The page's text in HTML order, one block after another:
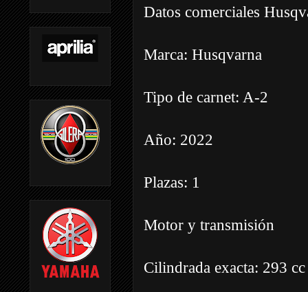
Datos comerciales
Marca: Husqvarna
Tipo de carnet: A-2
Año: 2022
Plazas: 1
Motor y transmisión
Cilindrada exacta: 293 cc